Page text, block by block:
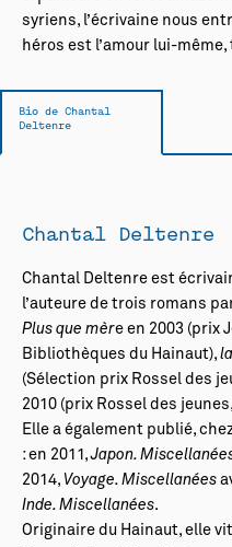
syriens, l’écrivaine nous
héros est l’amour lui-
Bio de Chantal
Deltenre
Chantal Deltenre
Chantal Deltenre est
l’auteure de trois romans
Plus que mère en 2003 (prix
Bibliothèques du Hainaut),
(Sélection prix Rossel des
2010 (prix Rossel des
Elle a également publié,
: en 2011,Japon.
2014, Voyage. Miscellanées
Inde. Miscellanées.
Originaire du Hainaut, elle